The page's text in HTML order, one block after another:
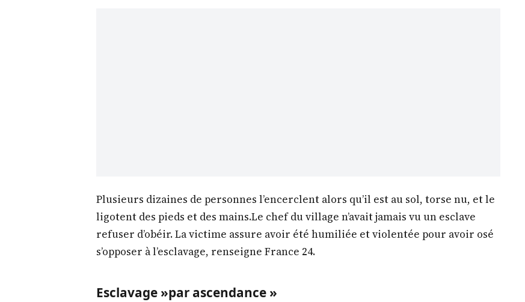
Plusieurs dizaines de personnes l’encerclent alors qu’il est au sol, torse nu, et le
ligotent des pieds et des mains.Le chef du village n’avait jamais vu un esclave
refuser d’obéir. La victime assure avoir été humiliée et violentée pour avoir osé
s’opposer à l’esclavage, renseigne France 24.
Esclavage »par ascendance »